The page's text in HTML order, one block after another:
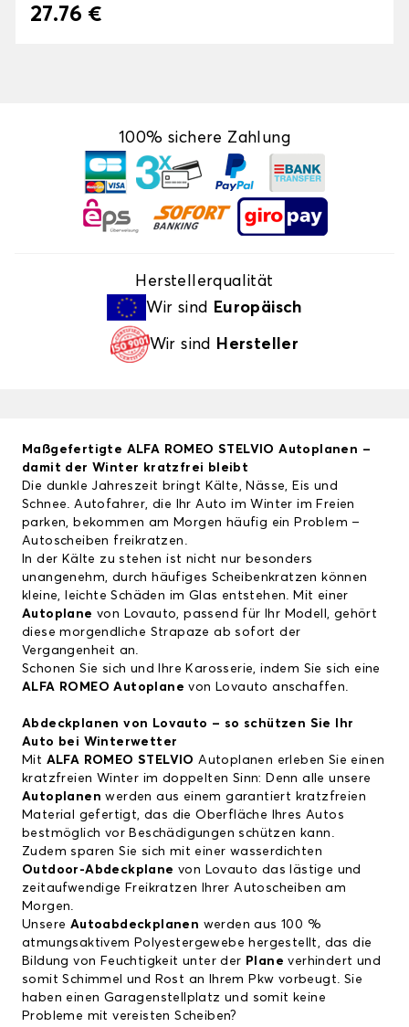
27.76 €
100% sichere Zahlung
Herstellerqualität
Wir sind
Europäisch
Wir sind Hersteller
Maßgefertigte ALFA ROMEO STELVIO Autoplanen –
damit der Winter kratzfrei bleibt
Die dunkle Jahreszeit bringt Kälte, Nässe, Eis und
Schnee. Autofahrer, die Ihr Auto im Winter im Freien
parken, bekommen am Morgen häufig ein Problem –
Autoscheiben freikratzen.
In der Kälte zu stehen ist nicht nur besonders
unangenehm, durch häufiges Scheibenkratzen können
kleine, leichte Schäden im Glas entstehen. Mit einer
Autoplane von Lovauto, passend für Ihr Modell, gehört
diese morgendliche Strapaze ab sofort der
Vergangenheit an.
Schonen Sie sich und Ihre Karosserie, indem Sie sich eine
ALFA ROMEO Autoplane von Lovauto anschaffen.
Abdeckplanen von Lovauto – so schützen Sie Ihr
Auto bei Winterwetter
Mit ALFA ROMEO STELVIOAutoplanen erleben Sie einen
kratzfreien Winter im doppelten Sinn: Denn alle unsere
Autoplanen werden aus einem garantiert kratzfreien
Material gefertigt, das die Oberfläche Ihres Autos
bestmöglich vor Beschädigungen schützen kann.
Zudem sparen Sie sich mit einer wasserdichten
Outdoor-Abdeckplane von Lovauto das lästige und
zeitaufwendige Freikratzen Ihrer Autoscheiben am
Morgen.
Unsere Autoabdeckplanen werden aus 100 %
atmungsaktivem Polyestergewebe hergestellt, das die
Bildung von Feuchtigkeit unter der Plane verhindert und
somit Schimmel und Rost an Ihrem Pkw vorbeugt. Sie
haben einen Garagenstellplatz und somit keine
Probleme mit vereisten Scheiben?